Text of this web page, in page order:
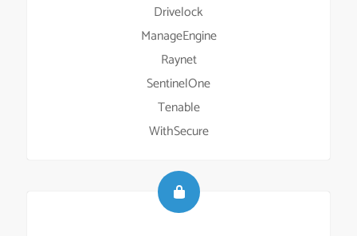
Drivelock
ManageEngine
Raynet
SentinelOne
Tenable
WithSecure